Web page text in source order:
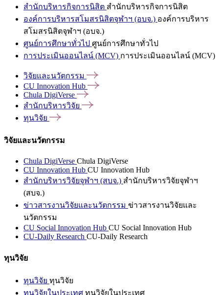
สำนักบริหารกิจการนิสิต สำนักบริหารกิจการนิสิต
องค์การบริหารสโมสรนิสิตจุฬาฯ (อบจ.) องค์การบริหาร
สโมสรนิสิตจุฬาฯ (อบจ.)
ศูนย์การศึกษาทั่วไป ศูนย์การศึกษาทั่วไป
การประเมินออนไลน์ (MCV) การประเมินออนไลน์ (MCV)
วิจัยและนวัตกรรม
CU Innovation Hub
Chula DigiVerse
สำนักบริหารวิจัย
ทุนวิจัย
วิจัยและนวัตกรรม
Chula DigiVerse Chula DigiVerse
CU Innovation Hub CU Innovation Hub
สำนักบริหารวิจัยจุฬาฯ (สบจ.) สำนักบริหารวิจัยจุฬาฯ
(สบจ.)
ข่าวสารงานวิจัยและนวัตกรรม ข่าวสารงานวิจัยและ
นวัตกรรม
CU Social Innovation Hub CU Social Innovation Hub
CU-Daily Research CU-Daily Research
ทุนวิจัย
ทุนวิจัย ทุนวิจัย
ทุนวิจัยในประเทศ ทุนวิจัยในประเทศ